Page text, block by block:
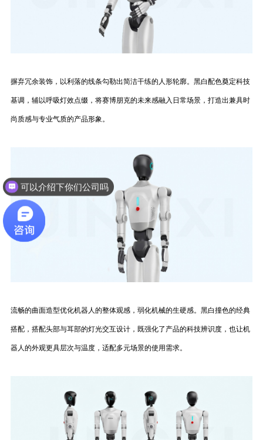
摒弃冗余装饰，以利落的线条勾勒出简洁干练的人形轮廓。黑白配色奠定科技
基调，辅以呼吸灯效点缀，将赛博朋克的未来感融入日常场景，打造出兼具时
尚质感与专业气质的产品形象。
流畅的曲面造型优化机器人的整体观感，弱化机械的生硬感。黑白撞色的经典
搭配，搭配头部与耳部的灯光交互设计，既强化了产品的科技辨识度，也让机
器人的外观更具层次与温度，适配多元场景的使用需求。
可以介绍下你们公司吗
我想要咨询产品外观设计